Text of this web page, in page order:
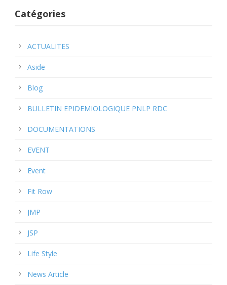
Catégories
ACTUALITES
Aside
Blog
BULLETIN EPIDEMIOLOGIQUE PNLP RDC
DOCUMENTATIONS
EVENT
Event
Fit Row
JMP
JSP
Life Style
News Article